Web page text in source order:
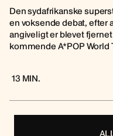
Den sydafrikanske
en voksende debat, efter
angiveligt er blevet
kommende A*POP World
13 MIN.